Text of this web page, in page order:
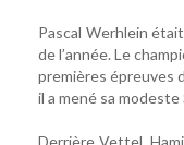
Pascal Werhlein
de l’année. Le
premières épreuves
il a mené sa